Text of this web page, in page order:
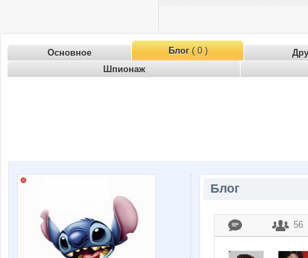
Основное Блог( 0 )
Шпионаж
Блог
56